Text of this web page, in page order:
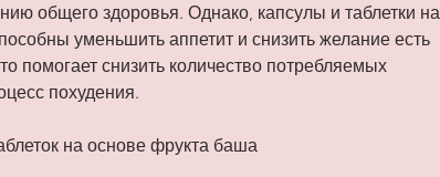
общего здоровья. Однако, капсулы и таблетки на
уменьшить аппетит и снизить желание есть
помогает снизить количество потребляемых
похудения.
на основе фрукта баша